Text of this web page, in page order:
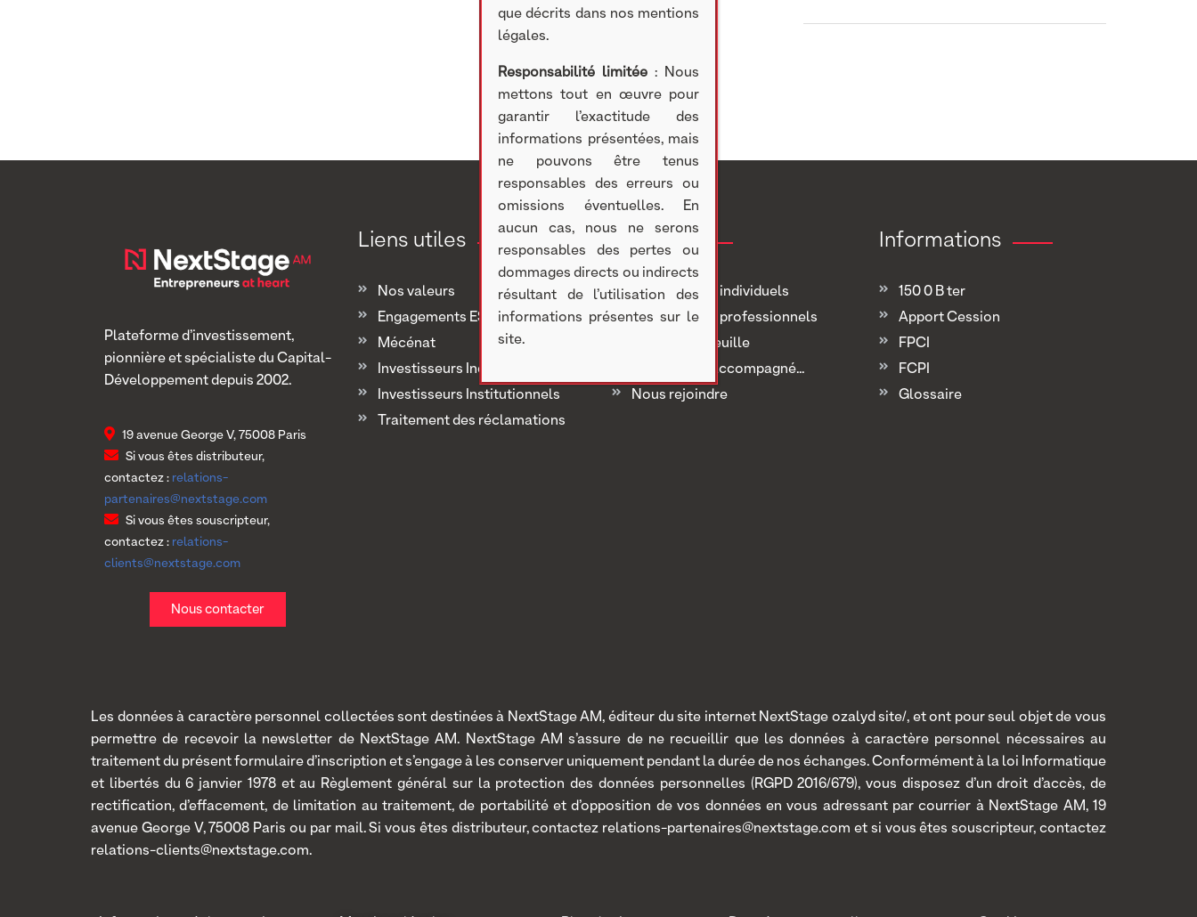
Plateforme d’investissement,
pionnière et spécialiste du Capital-
Développement depuis 2002.
19 avenue George V, 75008 Paris
Si vous êtes distributeur,
contactez : relations-
partenaires@nextstage.com
Si vous êtes souscripteur,
contactez : relations-
clients@nextstage.com
Nous contacter
Liens utiles
Nos valeurs
Engagements ESG
Mécénat
Investisseurs Individuels
Investisseurs Institutionnels
Traitement des réclamations
Investir
Investisseurs individuels
Investisseurs professionnels
Notre portefeuille
Nous avons accompagné...
Nous rejoindre
Informations
150 0 B ter
Apport Cession
FPCI
FCPI
Glossaire
Les données à caractère personnel collectées sont destinées à NextStage AM, éditeur du site internet NextStage ozalyd site/, et ont pour seul objet de vous
permettre de recevoir la newsletter de NextStage AM. NextStage AM s’assure de ne recueillir que les données à caractère personnel nécessaires au
traitement du présent formulaire d’inscription et s’engage à les conserver uniquement pendant la durée de nos échanges. Conformément à la loi Informatique
et libertés du 6 janvier 1978 et au Règlement général sur la protection des données personnelles (RGPD 2016/679), vous disposez d’un droit d’accès, de
rectification, d’effacement, de limitation au traitement, de portabilité et d’opposition de vos données en vous adressant par courrier à NextStage AM, 19
avenue George V, 75008 Paris ou par mail. Si vous êtes distributeur, contactez relations-partenaires@nextstage.com et si vous êtes souscripteur, contactez
relations-clients@nextstage.com.
que décrits dans nos mentions
légales.
Responsabilité limitée: Nous
mettons tout en œuvre pour
garantir l’exactitude des
informations présentées, mais
ne pouvons être tenus
responsables des erreurs ou
omissions éventuelles. En
aucun cas, nous ne serons
responsables des pertes ou
dommages directs ou indirects
résultant de l’utilisation des
informations présentes sur le
site.